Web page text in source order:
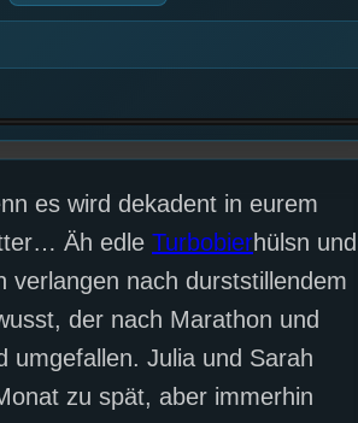
es wird dekadent in eurem
Äh edle Turbobierhülsn und
verlangen nach durststillendem
der nach Marathon und
umgefallen. Julia und Sarah
zu spät, aber immerhin